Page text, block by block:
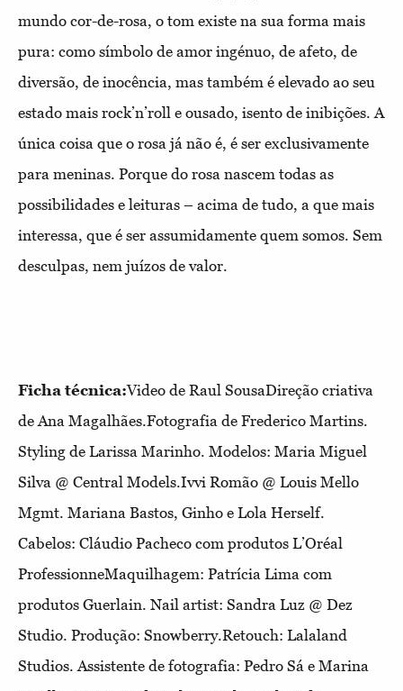
mundo cor-de-rosa, o tom existe na sua forma mais
pura: como símbolo de amor ingénuo, de afeto, de
diversão, de inocência, mas também é elevado ao seu
estado mais rock’n’roll e ousado, isento de inibições. A
única coisa que o rosa já não é, é ser exclusivamente
para meninas. Porque do rosa nascem todas as
possibilidades e leituras – acima de tudo, a que mais
interessa, que é ser assumidamente quem somos. Sem
desculpas, nem juízos de valor.
Ficha técnica:Video de Raul SousaDireção criativa
de Ana Magalhães.Fotografia de Frederico Martins.
Styling de Larissa Marinho. Modelos: Maria Miguel
Silva @ Central Models.Ivvi Romão @ Louis Mello
Mgmt. Mariana Bastos, Ginho e Lola Herself.
Cabelos: Cláudio Pacheco com produtos L’Oréal
ProfessionneMaquilhagem: Patrícia Lima com
produtos Guerlain. Nail artist: Sandra Luz @ Dez
Studio. Produção: Snowberry.Retouch: Lalaland
Studios. Assistente de fotografia: Pedro Sá e Marina